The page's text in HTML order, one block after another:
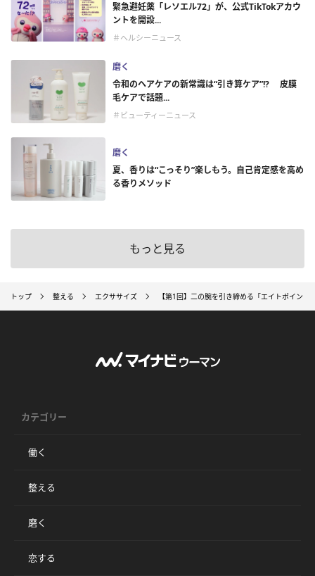
緊急避妊薬「レソエル72」が、公式TikTokアカウ
ントを開設...
＃ヘルシーニュース
磨く
令和のヘアケアの新常識は“引き算ケア”!? 皮膜
毛ケアで話題...
＃ビューティーニュース
磨く
夏、香りは“こっそり”楽しもう。自己肯定感を高め
る香りメソッド
もっと見る
トップ 整える エクササイズ 【第1回】二の腕を引き締める「エイトポイント
カテゴリー
働く
整える
磨く
恋する